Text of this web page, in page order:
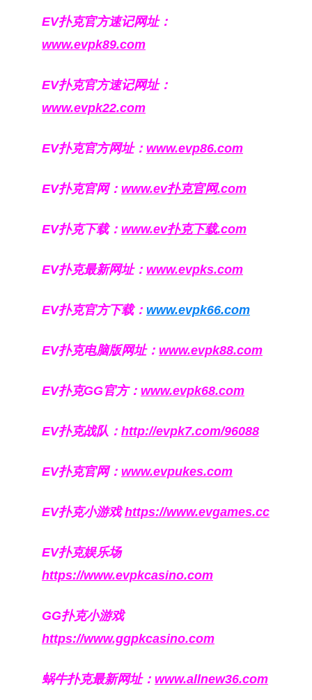
EV扑克官方速记网址：
www.evpk89.com
EV扑克官方速记网址：
www.evpk22.com
EV扑克官方网址： www.evp86.com
EV扑克官网： www.ev扑克官网.com
EV扑克下载： www.ev扑克下载.com
EV扑克最新网址： www.evpks.com
EV扑克官方下载： www.evpk66.com
EV扑克电脑版网址： www.evpk88.com
EV扑克GG官方： www.evpk68.com
EV扑克战队： http://evpk7.com/96088
EV扑克官网： www.evpukes.com
EV扑克小游戏https://www.evgames.cc
EV扑克娱乐场
https://www.evpkcasino.com
GG扑克小游戏
https://www.ggpkcasino.com
蜗牛扑克最新网址： www.allnew36.com